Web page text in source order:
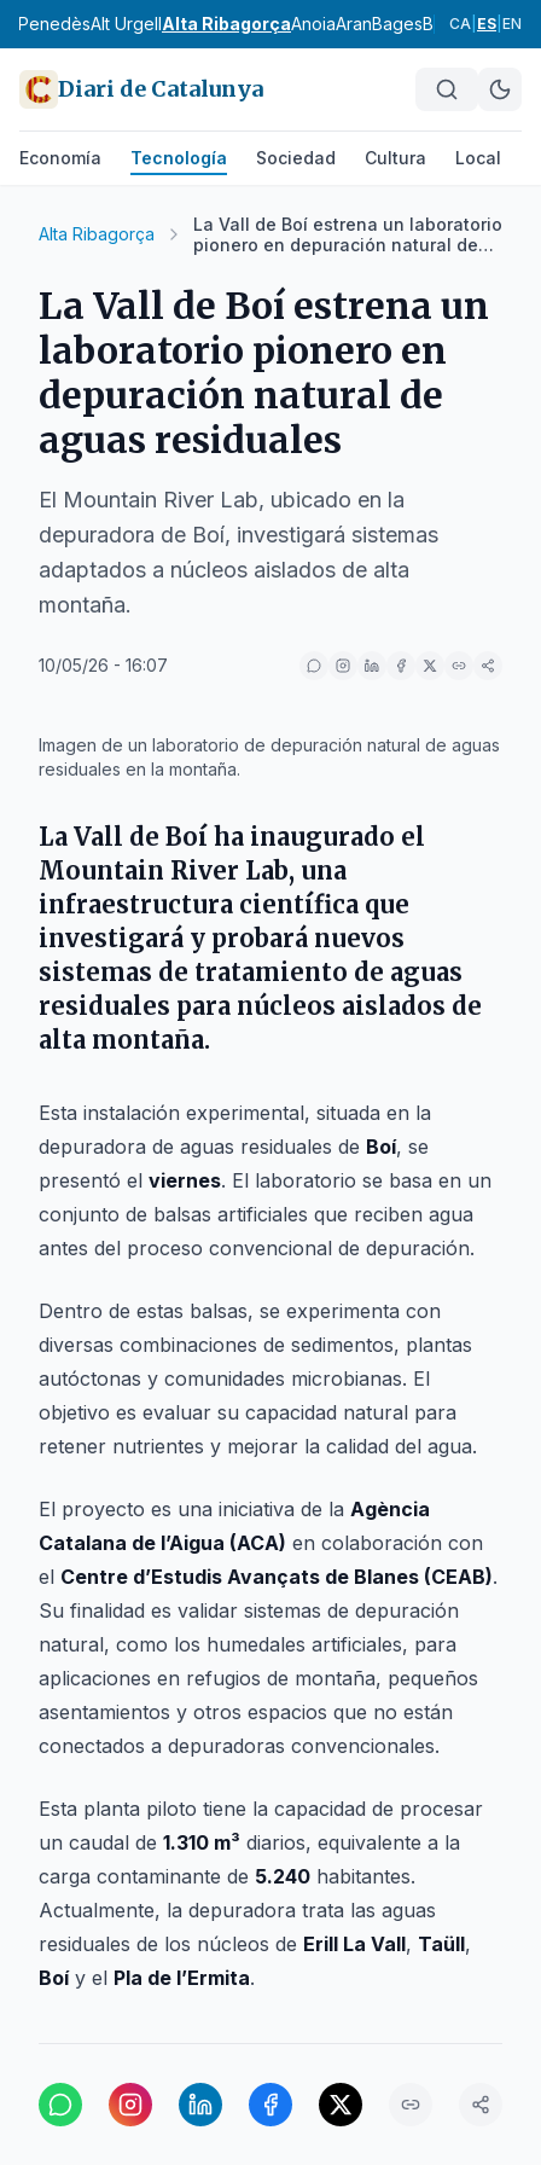
PenedèsAlt UrgellAlta RibagorçaAnoiaAranBagesBaix Camp
CA ES EN
Diari de Catalunya
Economía Tecnología Sociedad Cultura Local
Alta Ribagorça
La Vall de Boí estrena un laboratorio
pionero en depuración natural de
La Vall de Boí estrena un
laboratorio pionero en
depuración natural de
aguas residuales
El Mountain River Lab, ubicado en la
depuradora de Boí, investigará sistemas
adaptados a núcleos aislados de alta
montaña.
10/05/26 - 16:07
Imagen de un laboratorio de depuración natural de aguas
residuales en la montaña.
La Vall de Boí ha inaugurado el
Mountain River Lab, una
infraestructura científica que
investigará y probará nuevos
sistemas de tratamiento de aguas
residuales para núcleos aislados de
alta montaña.
Esta instalación experimental, situada en la
depuradora de aguas residuales de Boí, se
presentó el viernes. El laboratorio se basa en un
conjunto de balsas artificiales que reciben agua
antes del proceso convencional de depuración.
Dentro de estas balsas, se experimenta con
diversas combinaciones de sedimentos, plantas
autóctonas y comunidades microbianas. El
objetivo es evaluar su capacidad natural para
retener nutrientes y mejorar la calidad del agua.
El proyecto es una iniciativa de la Agència
Catalana de l’Aigua (ACA) en colaboración con
el Centre d’Estudis Avançats de Blanes (CEAB).
Su finalidad es validar sistemas de depuración
natural, como los humedales artificiales, para
aplicaciones en refugios de montaña, pequeños
asentamientos y otros espacios que no están
conectados a depuradoras convencionales.
Esta planta piloto tiene la capacidad de procesar
un caudal de 1.310 m³ diarios, equivalente a la
carga contaminante de 5.240 habitantes.
Actualmente, la depuradora trata las aguas
residuales de los núcleos de Erill La Vall, Taüll,
Boíy el Pla de l’Ermita.